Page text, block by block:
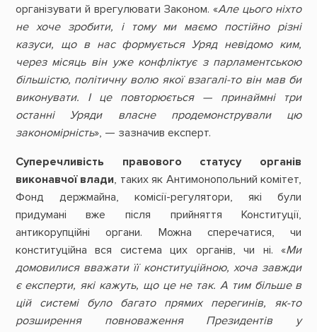
організувати й врегулювати Законом. «Але цього ніхто
не хоче зробити, і тому ми маємо постійно різні
казуси, що в нас формується Уряд невідомо ким,
через місяць він уже конфліктує з парламентською
більшістю, політичну волю якої взагалі-то він мав би
виконувати. І це повторюється — принаймні три
останні Уряди власне продемонстрували цю
закономірність», — зазначив експерт.
Суперечливість правового статусу органів
виконавчої влади, таких як Антимонопольний комітет,
Фонд держмайна, комісії-регулятори, які були
придумані вже після прийняття Конституції,
антикорупційні органи. Можна сперечатися, чи
конституційна вся система цих органів, чи ні. «Ми
домовилися вважати її конституційною, хоча завжди
є експерти, які кажуть, що це не так. А тим більше в
цій системі було багато прямих перегинів, як-то
розширення повноваження Президентів у